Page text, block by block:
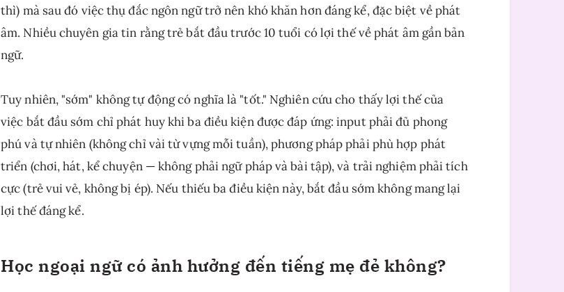
thì) mà sau đó việc thụ đắc ngôn ngữ trở nên khó khăn hơn đáng kể, đặc biệt về phát
âm. Nhiều chuyên gia tin rằng trẻ bắt đầu trước 10 tuổi có lợi thế về phát âm gần bản
ngữ.
Tuy nhiên, "sớm" không tự động có nghĩa là "tốt." Nghiên cứu cho thấy lợi thế của
việc bắt đầu sớm chỉ phát huy khi ba điều kiện được đáp ứng: input phải đủ phong
phú và tự nhiên (không chỉ vài từ vựng mỗi tuần), phương pháp phải phù hợp phát
triển (chơi, hát, kể chuyện — không phải ngữ pháp và bài tập), và trải nghiệm phải tích
cực (trẻ vui vẻ, không bị ép). Nếu thiếu ba điều kiện này, bắt đầu sớm không mang lại
lợi thế đáng kể.
Học ngoại ngữ có ảnh hưởng đến tiếng mẹ đẻ không?